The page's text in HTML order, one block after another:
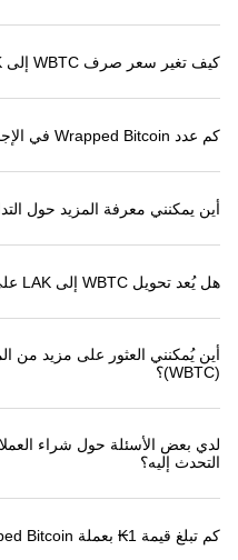
كيف تغير سعر صرف WBTC إلى LAK خلال الـ 24 ساعة الماضية؟
كم عدد Wrapped Bitcoin في الإجمالي؟
أين يمكنني معرفة المزيد حول
هل يُعد تحويل WBTC إلى LAK على OKX أمرًا آمنًا؟
(‏WBTC)؟
لدي بعض الأسئلة حول شراء
التحدث إليه؟
كم تبلغ قيمة 1‏₭ بعملة ‏Wrapped Bitcoin اليوم؟